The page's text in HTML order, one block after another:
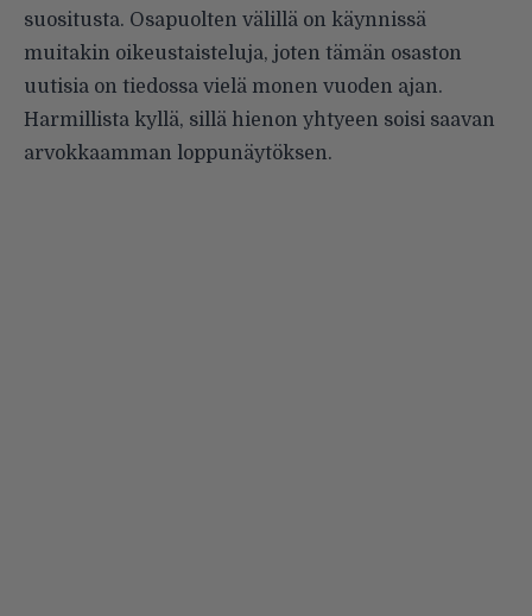
suositusta. Osapuolten välillä on käynnissä
muitakin oikeustaisteluja, joten tämän osaston
uutisia on tiedossa vielä monen vuoden ajan.
Harmillista kyllä, sillä hienon yhtyeen soisi saavan
arvokkaamman loppunäytöksen.